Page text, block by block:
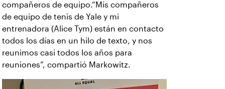
compañeros de equipo.“Mis compañeros
de equipo de tenis de Yale y mi
entrenadora (Alice Tym) están en contacto
todos los días en un hilo de texto, y nos
reunimos casi todos los años para
reuniones”, compartió Markowitz.